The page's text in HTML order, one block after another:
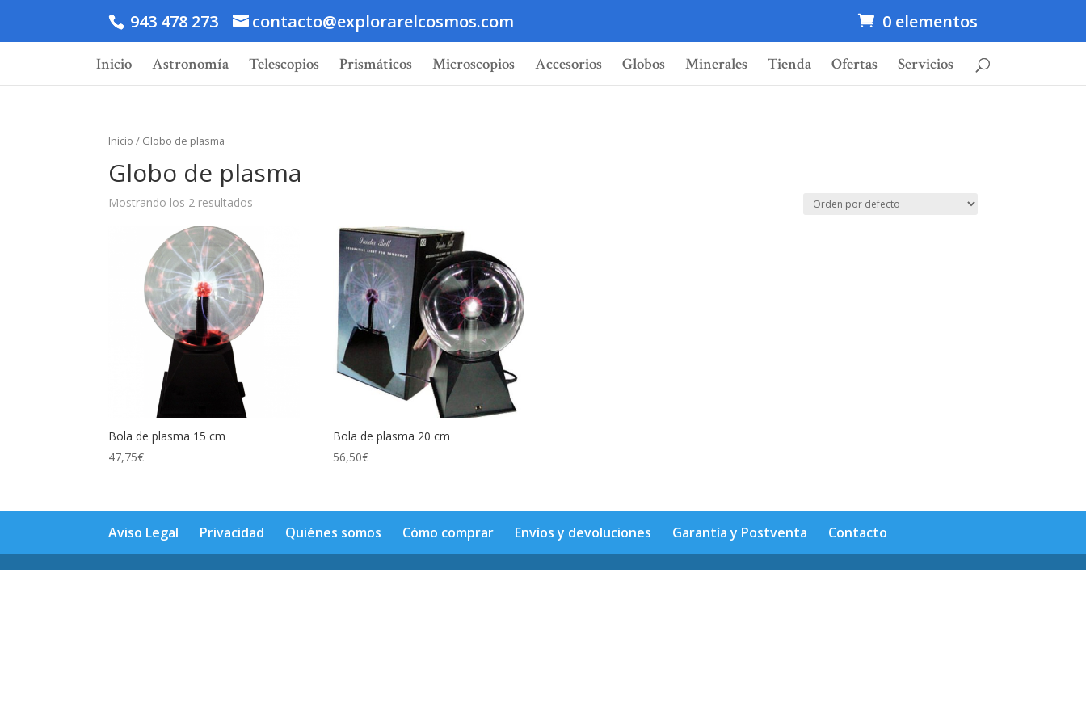
943 478 273 contacto@explorarelcosmos.com 0 elementos
Inicio Astronomía Telescopios Prismáticos Microscopios Accesorios Globos Minerales Tienda Ofertas Servicios
Inicio / Globo de plasma
Globo de plasma
Mostrando los 2 resultados
Bola de plasma 15 cm
47,75€
Bola de plasma 20 cm
56,50€
Aviso Legal Privacidad Quiénes somos Cómo comprar Envíos y devoluciones Garantía y Postventa Contacto